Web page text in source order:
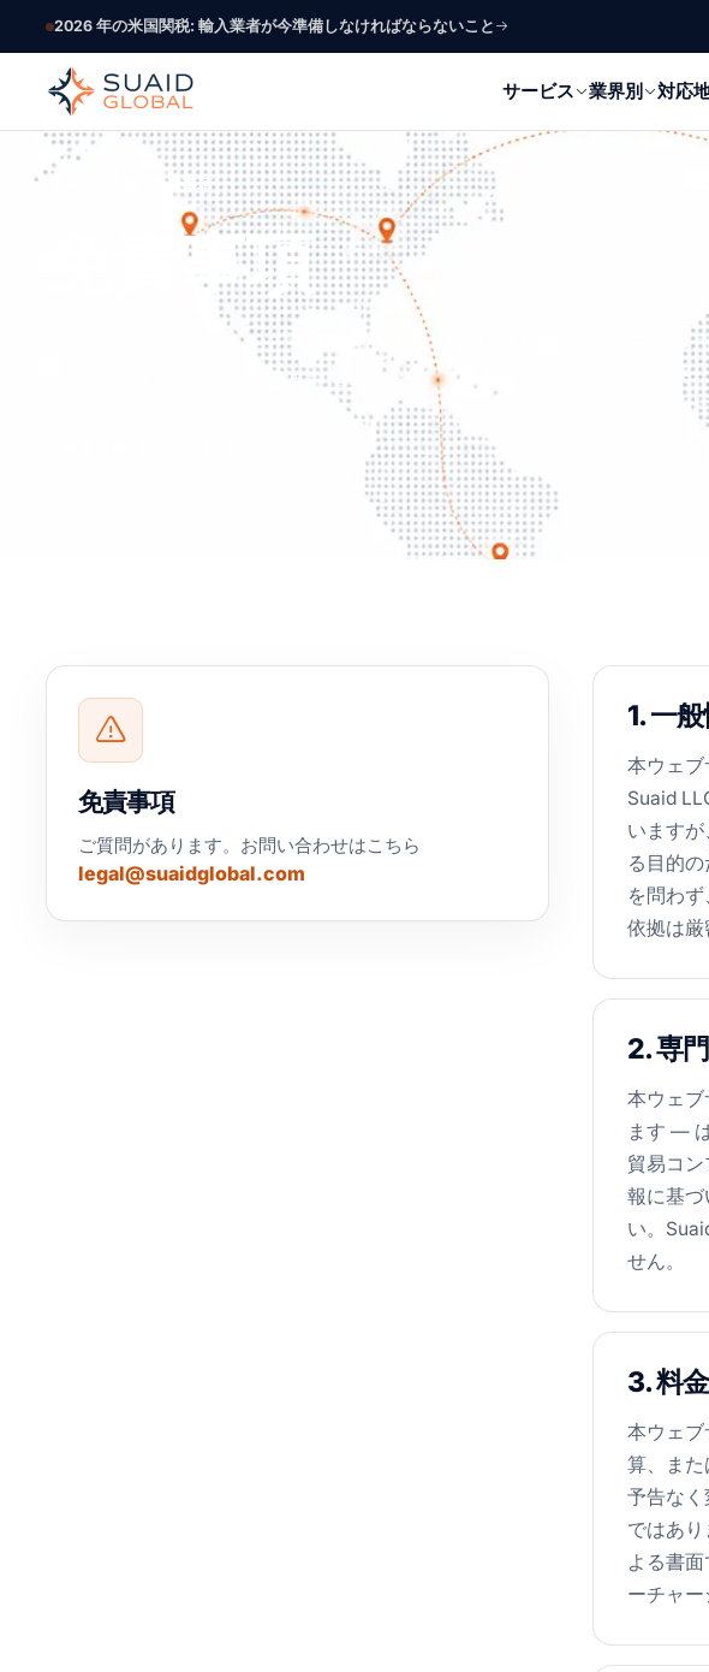
2026 年の米国関税: 輸入業者が今準備しなければならないこと
サービス 業界別 対応
免責事項
免責事項
本ウェブサイトのコンテンツの制限およびSuaid Globalのサービス
メントの性質に関する重要な情報。
免責事項
ご質問があります。お問い合わせはこちら
legal@suaidglobal.com
1. 一
本ウェブ
Suaid
います
る目的
を問わ
依拠は厳
2. 専
本ウェ
ます —
貿易コ
報に基
い。
せん。
3. 料
本ウェ
算、また
予告な
ではあ
よる書
ーチャ